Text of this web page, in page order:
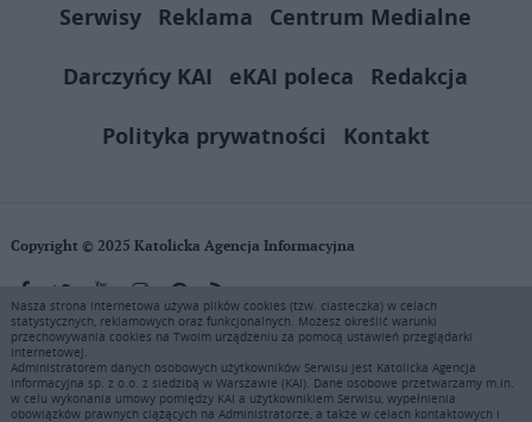
Serwisy Reklama
Centrum Medialne
Darczyńcy KAI
eKAI poleca
Redakcja
Polityka prywatności
Kontakt
Copyright © 2025 Katolicka Agencja Informacyjna
KAI zastrzega wszelkie prawa do serwisu. Użytkownicy mogą pobierać
i drukować fragmenty zawartości serwisu internetowego www.ekai.pl
wyłącznie do użytku osobistego. Publikacja, rozpowszechnianie
zawartości niniejszego serwisu lub jej sprzedaż (także framing i in.
podobne metody), są bez uprzedniej pisemnej zgody KAI zabronione i
Nasza strona internetowa używa plików cookies (tzw. ciasteczka) w celach
statystycznych, reklamowych oraz funkcjonalnych. Możesz określić warunki
przechowywania cookies na Twoim urządzeniu za pomocą ustawień przeglądarki
internetowej.
Administratorem danych osobowych użytkowników Serwisu jest Katolicka Agencja
Informacyjna sp. z o.o. z siedzibą w Warszawie (KAI). Dane osobowe przetwarzamy m.in.
w celu wykonania umowy pomiędzy KAI a użytkownikiem Serwisu, wypełnienia
obowiązków prawnych ciążących na Administratorze, a także w celach kontaktowych i